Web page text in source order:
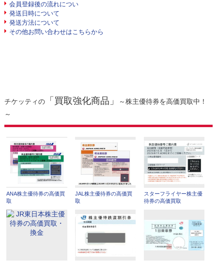
会員登録後の流れについ
発送日時について
発送方法について
その他お問い合わせはこちらから
チケッティの「買取強化商品」
～株主優待券を高価買取中！
～
ANA株主優待券の高価買
取
JAL株主優待券の高価買
取
スターフライヤー株主優
待券の高価買取